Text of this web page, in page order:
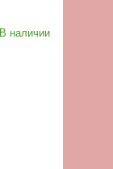
В наличии